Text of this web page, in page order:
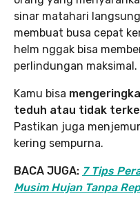
sinar matahari
membuat busa cepat
helm nggak bisa
perlindungan maksimal.
Kamu bisa
teduh atau tidak
Pastikan juga
kering sempurna.
BACA JUGA: 7 Tips
Musim Hujan Tanpa